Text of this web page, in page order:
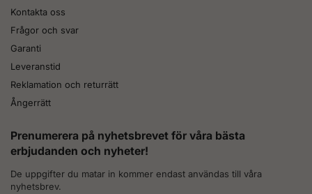
Kontakta oss
Frågor och svar
Garanti
Leveranstid
Reklamation och returrätt
Ångerrätt
Prenumerera på nyhetsbrevet för våra bästa
erbjudanden och nyheter!
De uppgifter du matar in kommer endast användas till våra
nyhetsbrev.